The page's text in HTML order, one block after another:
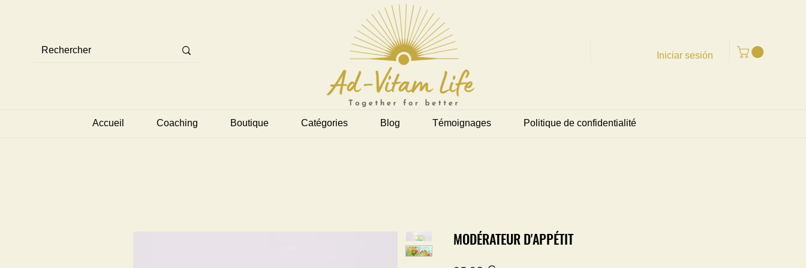
Iniciar sesión
Accueil Coaching Boutique Catégories Blog Témoignages Politique de confidentialité
MODÉRATEUR D'APPÉTIT